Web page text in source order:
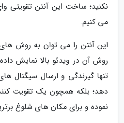
نکنید؛ ساخت این آنتن تقویتی
می کنیم.
این آنتن را می توان به روش
روش آن در ویدئو بالا نمایش
تنها گیرندگی و ارسال سیگنال
دهد؛ بلکه همچون یک تقویت
نموده و برای مکان های شلوغ